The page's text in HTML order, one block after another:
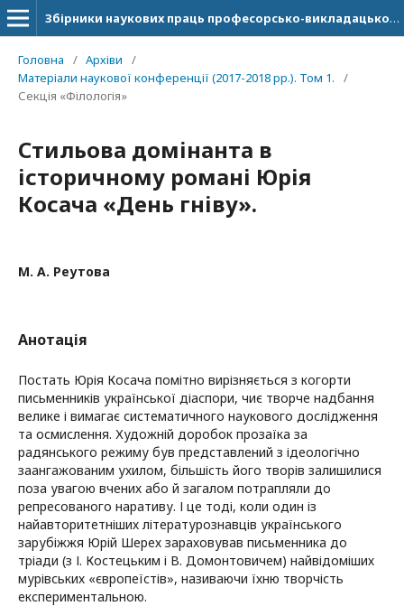
Збірники наукових праць професорсько-викладацького складу ДонНУ імені Василя Стуса.
Головна / Архіви
/
Матеріали наукової конференції (2017-2018 рр.). Том 1.
/
Секція «Філологія»
Стильова домінанта в
історичному романі Юрія
Косача «День гніву».
М. А. Реутова
Анотація
Постать Юрія Косача помітно вирізняється з когорти
письменників української діаспори, чиє творче надбання
велике і вимагає систематичного наукового дослідження
та осмислення. Художній доробок прозаїка за
радянського режиму був представлений з ідеологічно
заангажованим ухилом, більшість його творів залишилися
поза увагою вчених або й загалом потрапляли до
репресованого наративу. І це тоді, коли один із
найавторитетніших літературознавців українського
зарубіжжя Юрій Шерех зараховував письменника до
тріади (з І. Костецьким і В. Домонтовичем) найвідоміших
мурівських «європеїстів», називаючи їхню творчість
експериментальною.